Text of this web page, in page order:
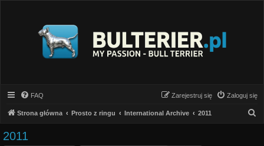
FAQ Zaloguj się
Zarejestruj się
Strona główna Prosto z ringu International Archive 2011
2011